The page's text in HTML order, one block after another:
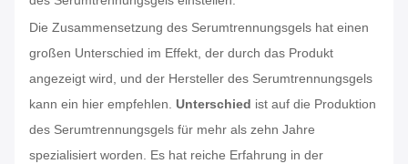
Die Zusammensetzung des Serumtrennungsgels hat einen
großen Unterschied im Effekt, der durch das Produkt
angezeigt wird, und der Hersteller des Serumtrennungsgels
kann ein hier empfehlen. Unterschied ist auf die Produktion
des Serumtrennungsgels für mehr als zehn Jahre
spezialisiert worden. Es hat reiche Erfahrung in der